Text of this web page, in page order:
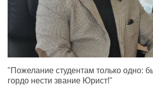
"Пожелание студентам только одно:
гордо нести звание Юрист!"